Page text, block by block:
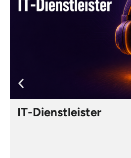
IT-Dienstleister